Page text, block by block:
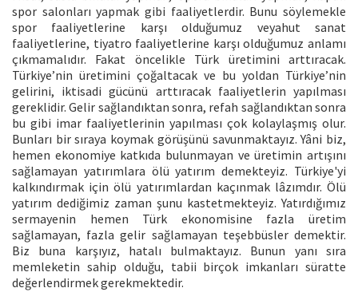
spor salonları yapmak gibi faaliyetlerdir. Bunu söylemekle
spor faaliyetlerine karşı olduğumuz veyahut sanat
faaliyetlerine, tiyatro faaliyetlerine karşı olduğumuz anlamı
çıkmamalıdır. Fakat öncelikle Türk üretimini arttıracak.
Türkiye’nin üretimini çoğaltacak ve bu yoldan Türkiye’nin
gelirini, iktisadi gücünü arttıracak faaliyetlerin yapılması
gereklidir. Gelir sağlandıktan sonra, refah sağlandıktan sonra
bu gibi imar faaliyetlerinin yapılması çok kolaylaşmış olur.
Bunları bir sıraya koymak görüşünü savunmaktayız. Yâni biz,
hemen ekonomiye katkıda bulunmayan ve üretimin artışını
sağlamayan yatırımlara ölü yatırım demekteyiz. Türkiye'yi
kalkındırmak için ölü yatırımlardan kaçınmak lâzımdır. Ölü
yatırım dediğimiz zaman şunu kastetmekteyiz. Yatırdığımız
sermayenin hemen Türk ekonomisine fazla üretim
sağlamayan, fazla gelir sağlamayan teşebbüsler demektir.
Biz buna karşıyız, hatalı bulmaktayız. Bunun yanı sıra
memleketin sahip olduğu, tabii birçok imkanları süratte
değerlendirmek gerekmektedir.